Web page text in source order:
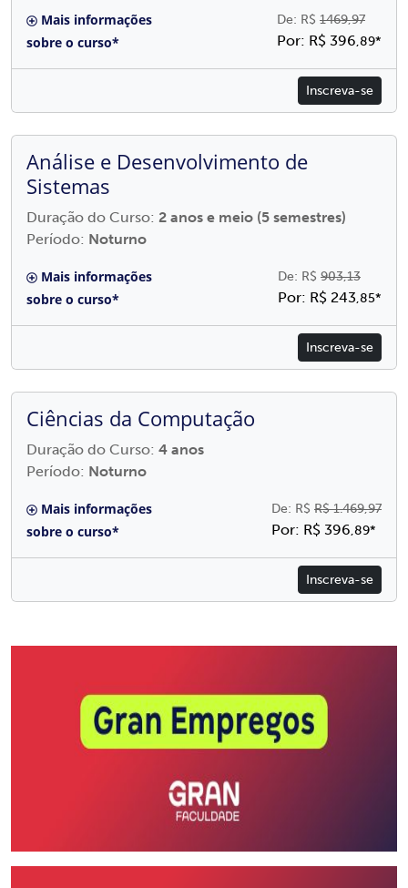
Mais informações
sobre o curso*
De: R$ 1469,97
Por: R$ 396,89*
Inscreva-se
Análise e Desenvolvimento de
Sistemas
Duração do Curso: 2 anos e meio (5 semestres)
Período: Noturno
Mais informações
sobre o curso*
De: R$ 903,13
Por: R$ 243,85*
Inscreva-se
Ciências da Computação
Duração do Curso: 4 anos
Período: Noturno
Mais informações
sobre o curso*
De: R$ R$ 1.469,97
Por: R$ 396,89*
Inscreva-se